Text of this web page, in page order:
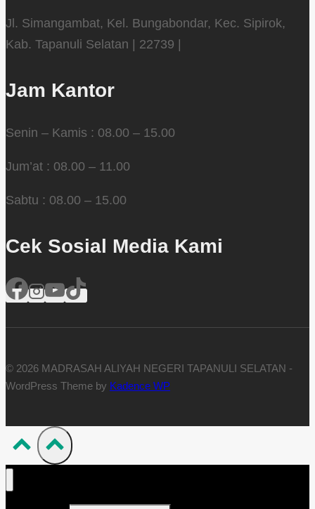
Jl. Simangambat, Kel. Bungabondar, Kec. Sipirok,
Kab. Tapanuli Selatan | 22739 |
Jam Kantor
Senin – Kamis : 08.00 – 15.00
Jum’at : 08.00 – 11.00
Sabtu : 08.00 – 15.00
Cek Sosial Media Kami
© 2026 MADRASAH ALIYAH NEGERI TAPANULI SELATAN -
WordPress Theme by Kadence WP